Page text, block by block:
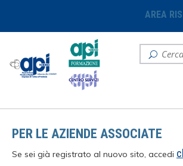
AREA
PER LE AZIENDE ASSOCIATE
Se sei già registrato al nuovo sito, accedi